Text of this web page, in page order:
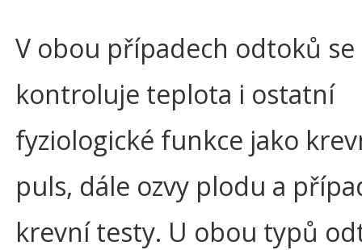
V obou případech odtoků se
kontroluje teplota i ostatní
fyziologické funkce jako
puls, dále ozvy plodu a
krevní testy. U obou typů